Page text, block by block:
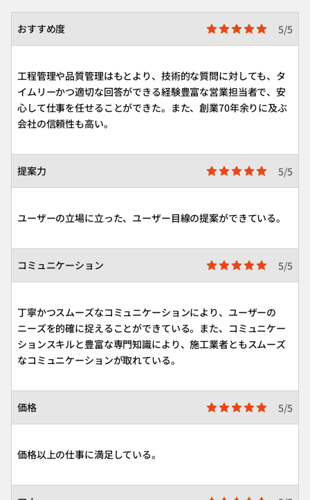
おすすめ度 5/5
工程管理や品質管理はもとより、技術的な質問に対しても、タ
イムリーかつ適切な回答ができる経験豊富な営業担当者で、安
心して仕事を任せることができた。また、創業70年余りに及ぶ
会社の信頼性も高い。
提案力 5/5
ユーザーの立場に立った、ユーザー目線の提案ができている。
コミュニケーション 5/5
丁寧かつスムーズなコミュニケーションにより、ユーザーの
ニーズを的確に捉えることができている。また、コミュニケー
ションスキルと豊富な専門知識により、施工業者ともスムーズ
なコミュニケーションが取れている。
価格 5/5
価格以上の仕事に満足している。